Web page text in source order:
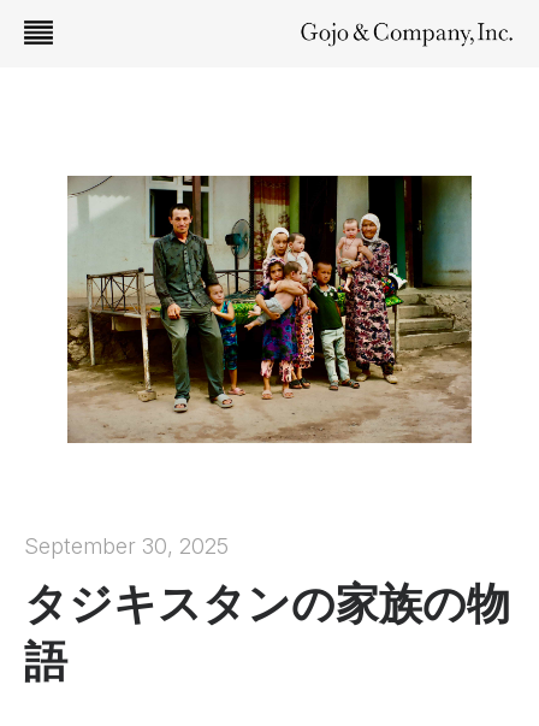
September 30, 2025
タジキスタンの家族の物
語